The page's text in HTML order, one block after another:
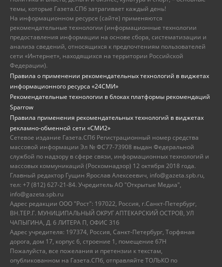
темы, которые Газета.СПб затрагивает каждый день!
На информационном ресурсе (сайте) применяются
рекомендательные технологии (информационные технологии
предоставления информации на основе сбора, систематизации и
анализа сведений, относящихся к предпочтениям пользователей
сети «Интернет», находящихся на территории Российской
Федерации).
Правила о применении рекомендательных технологий в виджетах
информационного ресурса «24СМИ»
Рекомендательные технологии в блоках платформы рекомендаций
Sparrow
Правила применения рекомендательных технологий в виджетах
рекламно-обменной сети «СМИ2»
Сетевое издание Газета.СПб Регистрационный номер средства
массовой информации Эл № ФС77-73908 выдан Федеральной
службой по надзору в сфере связи, информационных технологий и
массовых коммуникаций (Роскомнадзор) 12 октября 2018 года.
Главный редактор Гущин Ярослав Алексеевич, info@gazeta.spb.ru,
тел: +7 (812) 627-21-84. Учредитель АО "Открытые Медиа",
info@gazeta.spb.ru
Адрес редакции ООО "Рост": 197022, Россия, г.Санкт-Петербург,
ВН.ТЕР.Г. МУНИЦИПАЛЬНЫЙ ОКРУГ АПТЕКАРСКИЙ ОСТРОВ, УЛ
ЧАПЫГИНА, Д. 6 ЛИТЕРА П, ОФИС 316
Адрес учредителя: 197374, Россия, Санкт-Петербург, Торфяная
дорога, дом 17, корпус 6, строение 1, помещение 67Н
Пожалуйста, все пожелания и претензии к текстам,
опубликованном на Газета.СПб, отправляйте ТОЛЬКО по